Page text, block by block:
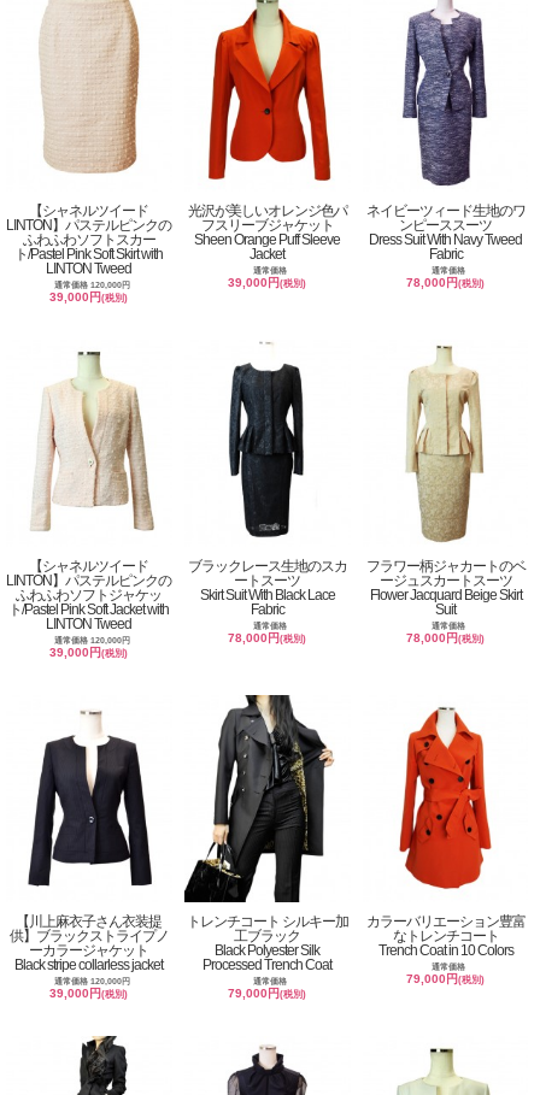
【シャネルツイード
LINTON】パステルピンクの
ふわふわソフトスカー
ト/Pastel Pink Soft Skirt with
LINTON Tweed
通常価格 120,000円
39,000円(税別)
光沢が美しいオレンジ色パ
フスリーブジャケット
Sheen Orange Puff Sleeve
Jacket
通常価格
39,000円(税別)
ネイビーツィード生地のワ
ンピーススーツ
Dress Suit With Navy Tweed
Fabric
通常価格
78,000円(税別)
【シャネルツイード
LINTON】パステルピンクの
ふわふわソフトジャケッ
ト/Pastel Pink Soft Jacket with
LINTON Tweed
通常価格 120,000円
39,000円(税別)
ブラックレース生地のスカ
ートスーツ
Skirt Suit With Black Lace
Fabric
通常価格
78,000円(税別)
フラワー柄ジャカートのベ
ージュスカートスーツ
Flower Jacquard Beige Skirt
Suit
通常価格
78,000円(税別)
【川上麻衣子さん衣装提
供】ブラックストライプノ
ーカラージャケット
Black stripe collarless jacket
通常価格 120,000円
39,000円(税別)
トレンチコート シルキー加
工ブラック
Black Polyester Silk
Processed Trench Coat
通常価格
79,000円(税別)
カラーバリエーション豊富
なトレンチコート
Trench Coat in 10 Colors
通常価格
79,000円(税別)